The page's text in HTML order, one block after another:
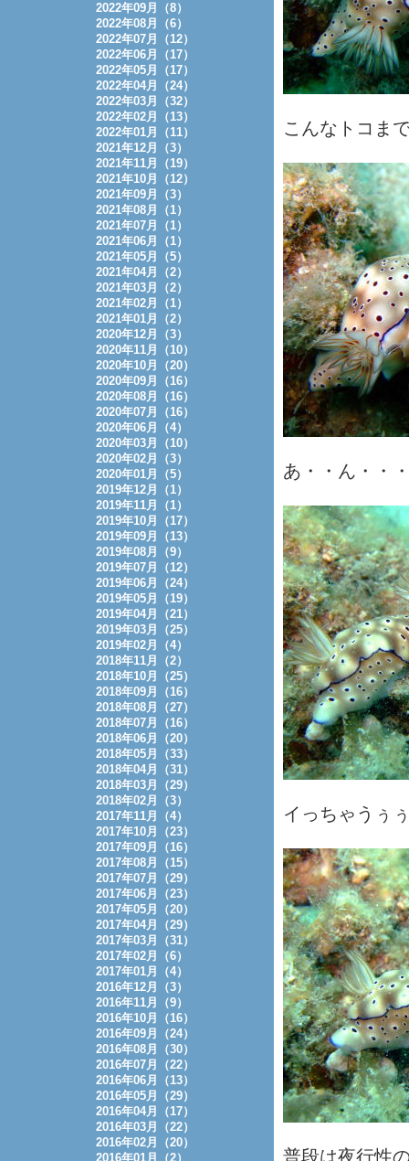
こんなトコま
あ・・ん・・
イっちゃうぅ
普段は夜行性
2022年09月（8）
2022年08月（6）
2022年07月（12）
2022年06月（17）
2022年05月（17）
2022年04月（24）
2022年03月（32）
2022年02月（13）
2022年01月（11）
2021年12月（3）
2021年11月（19）
2021年10月（12）
2021年09月（3）
2021年08月（1）
2021年07月（1）
2021年06月（1）
2021年05月（5）
2021年04月（2）
2021年03月（2）
2021年02月（1）
2021年01月（2）
2020年12月（3）
2020年11月（10）
2020年10月（20）
2020年09月（16）
2020年08月（16）
2020年07月（16）
2020年06月（4）
2020年03月（10）
2020年02月（3）
2020年01月（5）
2019年12月（1）
2019年11月（1）
2019年10月（17）
2019年09月（13）
2019年08月（9）
2019年07月（12）
2019年06月（24）
2019年05月（19）
2019年04月（21）
2019年03月（25）
2019年02月（4）
2018年11月（2）
2018年10月（25）
2018年09月（16）
2018年08月（27）
2018年07月（16）
2018年06月（20）
2018年05月（33）
2018年04月（31）
2018年03月（29）
2018年02月（3）
2017年11月（4）
2017年10月（23）
2017年09月（16）
2017年08月（15）
2017年07月（29）
2017年06月（23）
2017年05月（20）
2017年04月（29）
2017年03月（31）
2017年02月（6）
2017年01月（4）
2016年12月（3）
2016年11月（9）
2016年10月（16）
2016年09月（24）
2016年08月（30）
2016年07月（22）
2016年06月（13）
2016年05月（29）
2016年04月（17）
2016年03月（22）
2016年02月（20）
2016年01月（2）